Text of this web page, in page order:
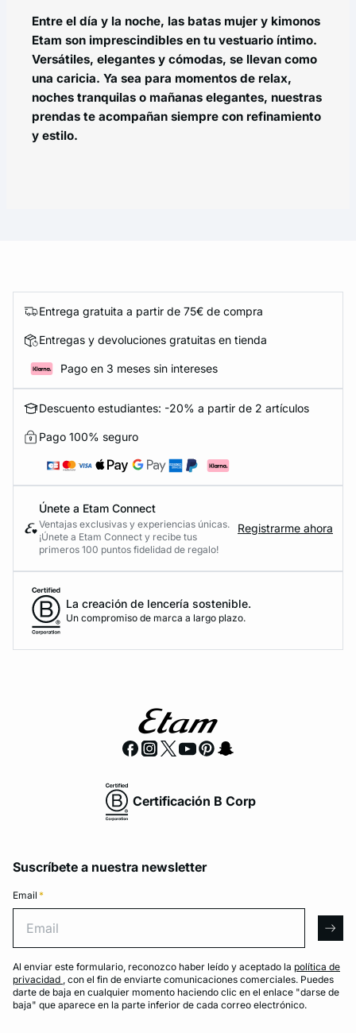
Entre el día y la noche, las batas mujer y kimonos
Etam son imprescindibles en tu vestuario íntimo.
Versátiles, elegantes y cómodas, se llevan como
una caricia. Ya sea para momentos de relax,
noches tranquilas o mañanas elegantes, nuestras
prendas te acompañan siempre con refinamiento
y estilo.
Entrega gratuita a partir de 75€ de compra
Entregas y devoluciones gratuitas en tienda
Pago en 3 meses sin intereses
Descuento estudiantes: -20% a partir de 2 artículos
Pago 100% seguro
Únete a Etam Connect
Ventajas exclusivas y experiencias únicas.
¡Únete a Etam Connect y recibe tus
primeros 100 puntos fidelidad de regalo!
Registrarme ahora
La creación de lencería sostenible.
Un compromiso de marca a largo plazo.
Certificación B Corp
Suscríbete a nuestra newsletter
Email *
Al enviar este formulario, reconozco haber leído y aceptado la política de
privacidad , con el fin de enviarte comunicaciones comerciales. Puedes
darte de baja en cualquier momento haciendo clic en el enlace "darse de
baja" que aparece en la parte inferior de cada correo electrónico.